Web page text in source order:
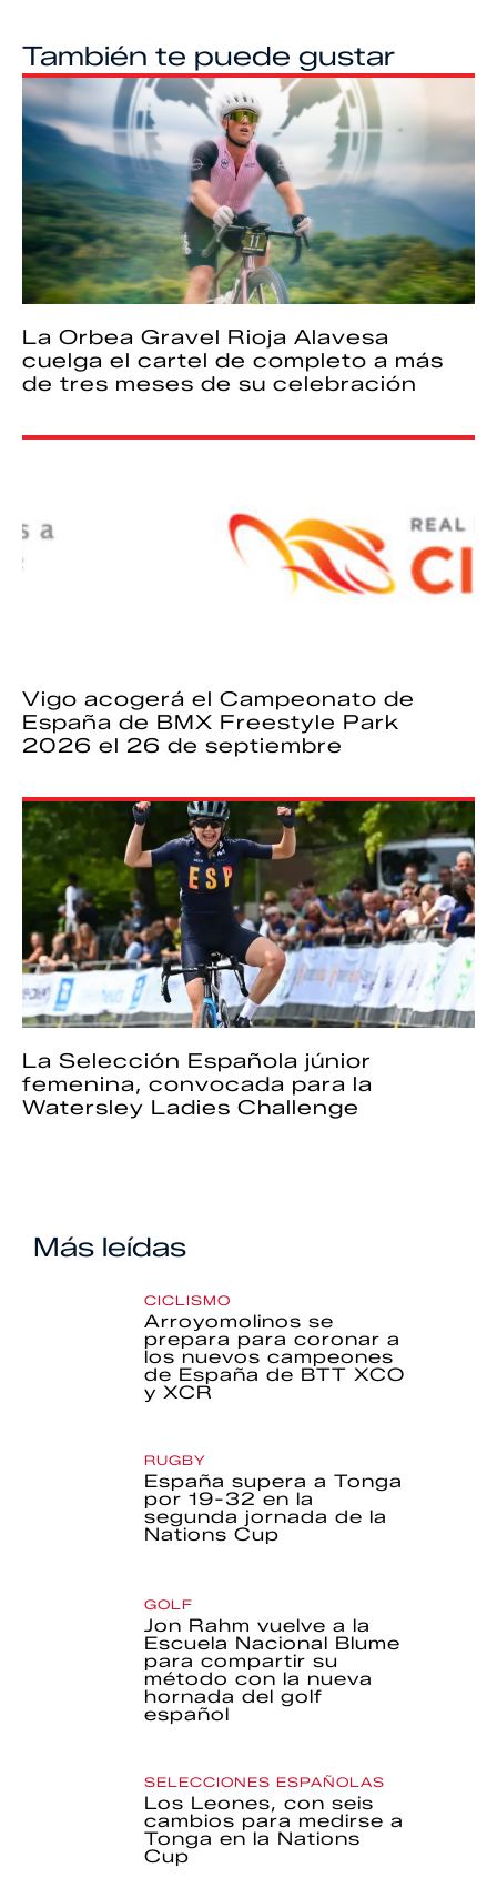
También te puede gustar
La Orbea Gravel Rioja Alavesa
cuelga el cartel de completo a más
de tres meses de su celebración
Vigo acogerá el Campeonato de
España de BMX Freestyle Park
2026 el 26 de septiembre
La Selección Española júnior
femenina, convocada para la
Watersley Ladies Challenge
Más leídas
CICLISMO
Arroyomolinos se
prepara para coronar a
los nuevos campeones
de España de BTT XCO
y XCR
RUGBY
España supera a Tonga
por 19-32 en la
segunda jornada de la
Nations Cup
GOLF
Jon Rahm vuelve a la
Escuela Nacional Blume
para compartir su
método con la nueva
hornada del golf
español
SELECCIONES ESPAÑOLAS
Los Leones, con seis
cambios para medirse a
Tonga en la Nations
Cup